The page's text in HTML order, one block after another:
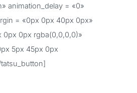
animation_delay = «0»
= «0px 0px 40px 0px»
0px rgba(0,0,0,0)»
5px 45px 0px
tatsu_button]